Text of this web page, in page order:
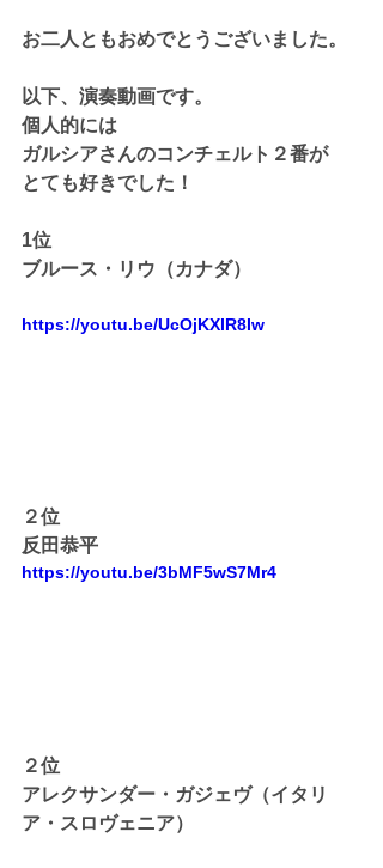
お二人ともおめでとうございました。
以下、演奏動画です。
個人的には
ガルシアさんのコンチェルト２番が
とても好きでした！
1位
ブルース・リウ（カナダ）
https://youtu.be/UcOjKXIR8Iw
２位
反田恭平
https://youtu.be/3bMF5wS7Mr4
２位
アレクサンダー・ガジェヴ（イタリ
ア・スロヴェニア）